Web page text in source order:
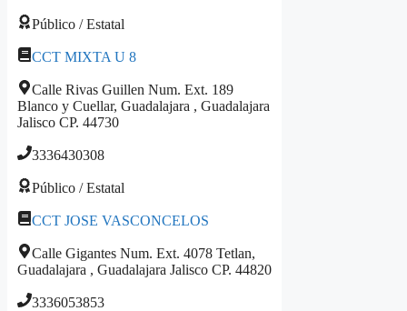
Público / Estatal
CCT MIXTA U 8
Calle Rivas Guillen Num. Ext. 189
Blanco y Cuellar, Guadalajara , Guadalajara
Jalisco CP. 44730
3336430308
Público / Estatal
CCT JOSE VASCONCELOS
Calle Gigantes Num. Ext. 4078 Tetlan,
Guadalajara , Guadalajara Jalisco CP. 44820
3336053853